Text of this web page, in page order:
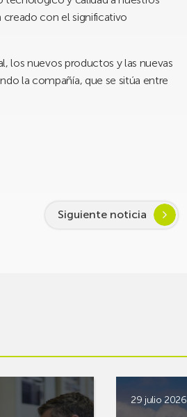
creado con el significativo
los nuevos productos y las nuevas
la compañía, que se sitúa entre
Siguiente noticia
29 julio 2026